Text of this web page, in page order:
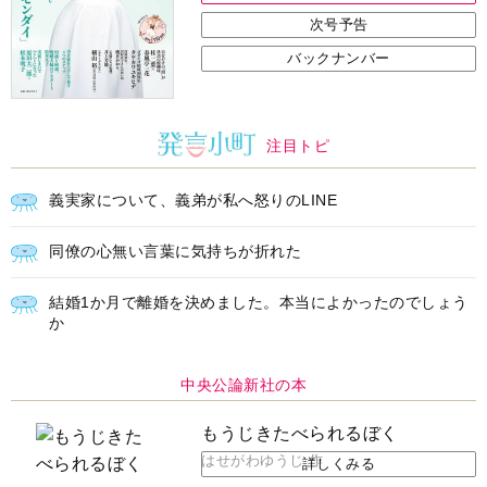
次号予告
バックナンバー
注目トピ
義実家について、義弟が私へ怒りのLINE
同僚の心無い言葉に気持ちが折れた
結婚1か月で離婚を決めました。本当によかったのでしょう
か
中央公論新社の本
もうじきたべられるぼく
はせがわゆうじ 作詳しくみる